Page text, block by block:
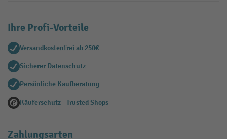
Ihre Profi-Vorteile
Versandkostenfrei ab 250€
Sicherer Datenschutz
Persönliche Kaufberatung
Käuferschutz - Trusted Shops
Zahlungsarten